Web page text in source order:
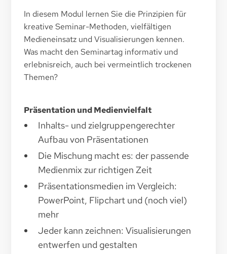
In diesem Modul lernen Sie die Prinzipien für
kreative Seminar-Methoden, vielfältigen
Medieneinsatz und Visualisierungen kennen.
Was macht den Seminartag informativ und
erlebnisreich, auch bei vermeintlich trockenen
Themen?
Präsentation und Medienvielfalt
Inhalts- und zielgruppengerechter
Aufbau von Präsentationen
Die Mischung macht es: der passende
Medienmix zur richtigen Zeit
Präsentationsmedien im Vergleich:
PowerPoint, Flipchart und (noch viel)
mehr
Jeder kann zeichnen: Visualisierungen
entwerfen und gestalten